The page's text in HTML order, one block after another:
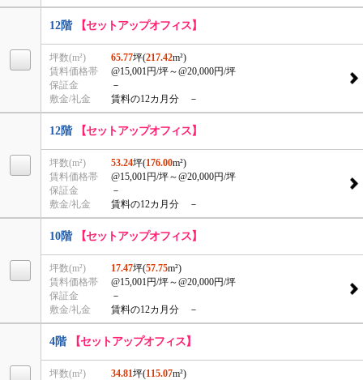
12階 【セットアップオフィス】
坪数(m²) 65.77坪(217.42m²)
賃料価格帯
@15,001円/坪～@20,000円/坪
保証金
－
敷金/礼金
賃料の12カ月分 －
12階 【セットアップオフィス】
坪数(m²) 53.24坪(176.00m²)
賃料価格帯
@15,001円/坪～@20,000円/坪
保証金
－
敷金/礼金
賃料の12カ月分 －
10階 【セットアップオフィス】
坪数(m²) 17.47坪(57.75m²)
賃料価格帯
@15,001円/坪～@20,000円/坪
保証金
－
敷金/礼金
賃料の12カ月分 －
4階 【セットアップオフィス】
坪数(m²) 34.81坪(115.07m²)